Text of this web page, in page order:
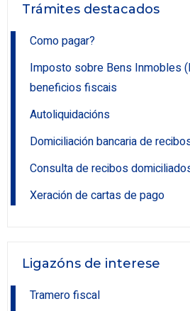
Trámites destacados
Como pagar?
Imposto sobre Bens Inmobles
beneficios fiscais
Autoliquidacións
Domiciliación bancaria de
Consulta de recibos
Xeración de cartas de pago
Ligazóns de interese
Tramero fiscal